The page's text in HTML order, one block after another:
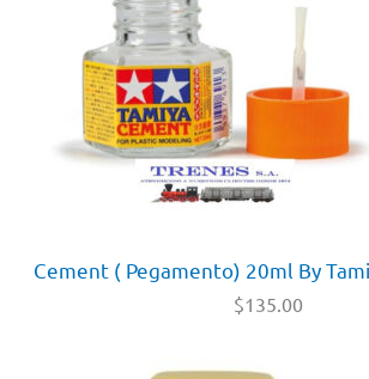
Cement ( Pegamento) 20ml By
$135.00